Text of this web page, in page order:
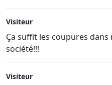
Visiteur
Ça suffit les coupures
société!!!
Visiteur